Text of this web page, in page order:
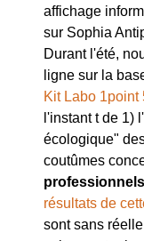
affichage
sur Sophia
Durant l'été,
ligne sur la
Kit Labo 1point
l'instant t de 1)
écologique"
coutûmes
professionnels
résultats de
sont sans